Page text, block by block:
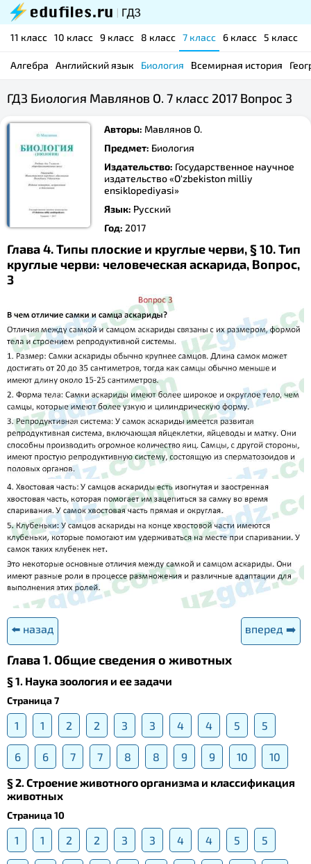
11 класс 10 класс 9 класс 8 класс 7 класс 6 класс 5 класс
Алгебра Английский язык Биология Всемирная история
ГДЗ Биология Мавлянов О. 7 класс 2017 Вопрос 3
Авторы: Мавлянов О.
Предмет: Биология
Издательство: Государственное научное
издательство «O‘zbekiston milliy
ensiklopediyasi»
Язык: Русский
Год: 2017
Глава 4. Типы плоские и круглые черви, § 10. Тип
круглые черви: человеческая аскарида, Вопрос,
3
⬅️ назад вперед ➡️
Глава 1. Общие сведения о животных
§ 1. Наука зоология и ее задачи
Страница 7
1 1 2 2 3 3 4 4 5 5
6 6 7 7 8 8 9 9 10
10
§ 2. Строение животного организма и классификация
животных
Страница 10
1 1 2 2 3 3 4 4 5 5